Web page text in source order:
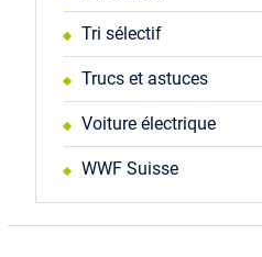
Tri sélectif
Trucs et astuces
Voiture électrique
WWF Suisse